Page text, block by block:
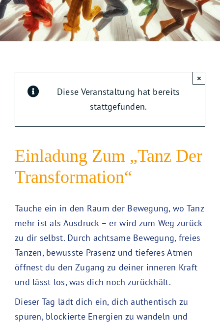
Diese Veranstaltung hat bereits
stattgefunden.
×
Einladung Zum „Tanz Der
Transformation“
Tauche ein in den Raum der Bewegung, wo Tanz
mehr ist als Ausdruck – er wird zum Weg zurück
zu dir selbst. Durch achtsame Bewegung, freies
Tanzen, bewusste Präsenz und tieferes Atmen
öffnest du den Zugang zu deiner inneren Kraft
und lässt los, was dich noch zurückhält.
Dieser Tag lädt dich ein, dich authentisch zu
spüren, blockierte Energien zu wandeln und